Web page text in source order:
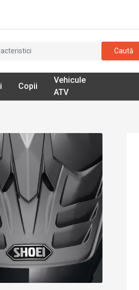
Caută
Copii
Vehicule
ATV